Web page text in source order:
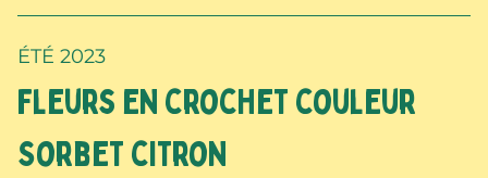
ÉTÉ 2023
Fleurs en crochet couleur
Sorbet citron